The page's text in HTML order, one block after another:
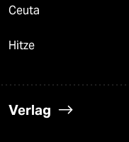
Ceuta
Hitze
Verlag